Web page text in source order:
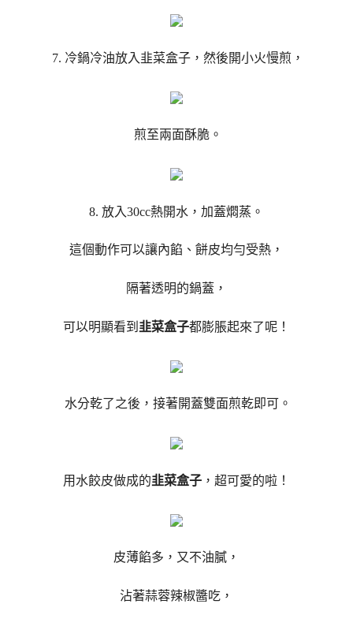
7. 冷鍋冷油放入韭菜盒子，然後開小火慢煎，
煎至兩面酥脆。
8. 放入30cc熱開水，加蓋燜蒸。
這個動作可以讓內餡、餅皮均勻受熱，
隔著透明的鍋蓋，
可以明顯看到 韭菜盒子都膨脹起來了呢！
水分乾了之後，接著開蓋雙面煎乾即可。
用水餃皮做成的韭菜盒子 ，超可愛的啦！
皮薄餡多，又不油膩，
沾著蒜蓉辣椒醬吃，